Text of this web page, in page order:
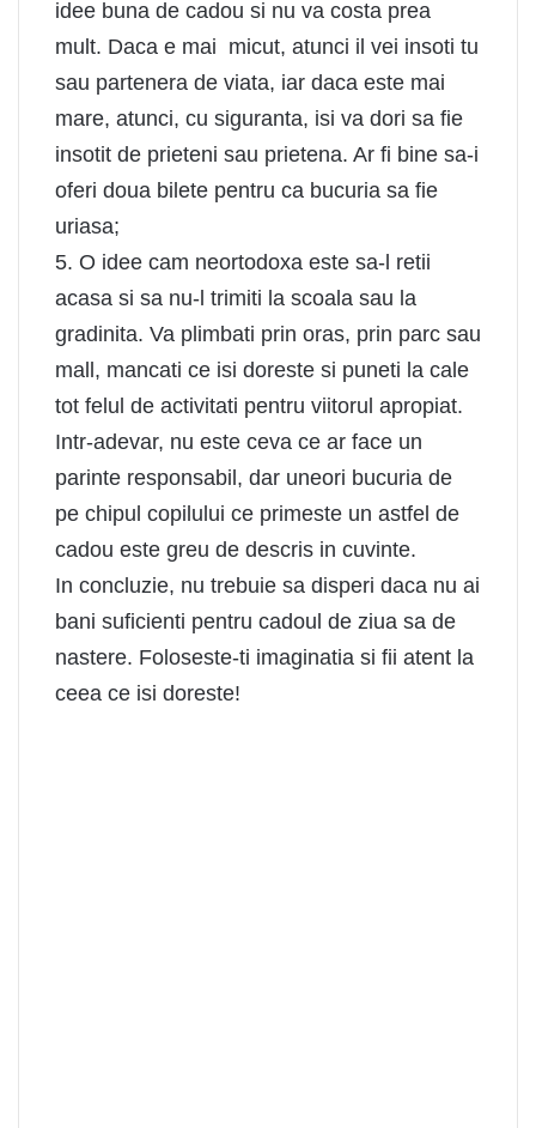
idee buna de cadou si nu va costa prea
mult. Daca e mai micut, atunci il vei insoti tu
sau partenera de viata, iar daca este mai
mare, atunci, cu siguranta, isi va dori sa fie
insotit de prieteni sau prietena. Ar fi bine sa-i
oferi doua bilete pentru ca bucuria sa fie
uriasa;
5. O idee cam neortodoxa este sa-l retii
acasa si sa nu-l trimiti la scoala sau la
gradinita. Va plimbati prin oras, prin parc sau
mall, mancati ce isi doreste si puneti la cale
tot felul de activitati pentru viitorul apropiat.
Intr-adevar, nu este ceva ce ar face un
parinte responsabil, dar uneori bucuria de
pe chipul copilului ce primeste un astfel de
cadou este greu de descris in cuvinte.
In concluzie, nu trebuie sa disperi daca nu ai
bani suficienti pentru cadoul de ziua sa de
nastere. Foloseste-ti imaginatia si fii atent la
ceea ce isi doreste!